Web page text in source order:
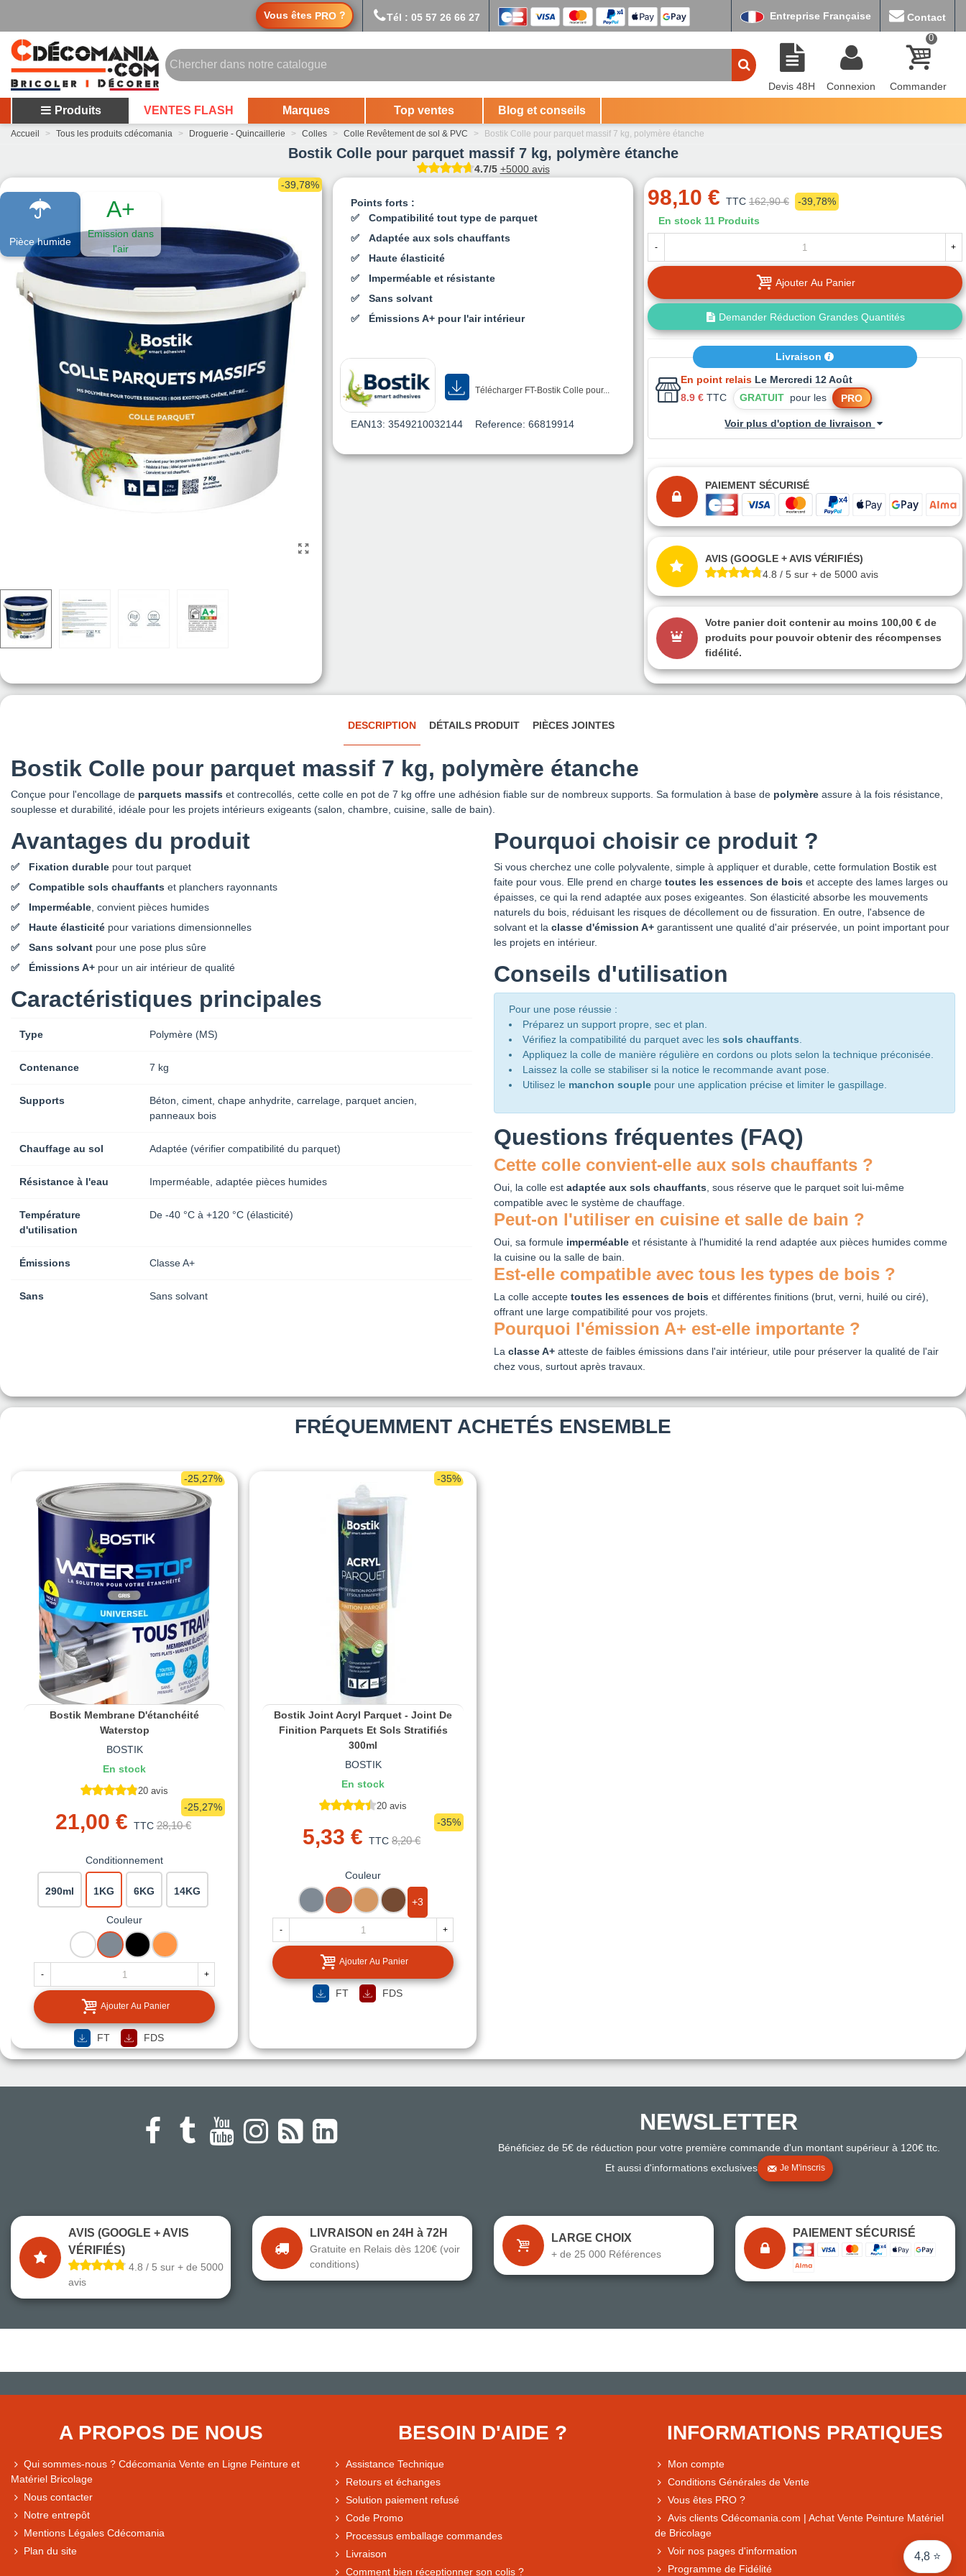
Vous êtes PRO ? Tél : 05 57 26 66 27 Entreprise Française Contact
Devis 48H Connexion
0
Commander
Produits VENTES FLASH Marques Top ventes Blog et conseils
Accueil > Tous les produits cdécomania > Droguerie - Quincaillerie > Colles > Colle Revêtement de sol & PVC > Bostik Colle pour parquet massif 7 kg, polymère étanche
Bostik Colle pour parquet massif 7 kg, polymère étanche
4.7/5 +5000 avis
Pièce humide
A+
Emission dans
l'air
-39,78%
Points forts :
Compatibilité tout type de parquet
Adaptée aux sols chauffants
Haute élasticité
Imperméable et résistante
Sans solvant
Émissions A+ pour l'air intérieur
Télécharger FT-Bostik Colle pour...
EAN13: 3549210032144 Reference: 66819914
98,10 € TTC 162,90 €
-39,78%
En stock 11 Produits
- +
Ajouter Au Panier
Demander Réduction Grandes Quantités
Livraison
En point relais Le Mercredi 12 Août
8.9 € TTC GRATUITpour les PRO
Voir plus d'option de livraison
PAIEMENT SÉCURISÉ
AVIS (GOOGLE + AVIS VÉRIFIÉS)
4.8 / 5 sur + de 5000 avis
Votre panier doit contenir au moins 100,00 € de
produits pour pouvoir obtenir des récompenses
fidélité.
DESCRIPTION DÉTAILS PRODUIT PIÈCES JOINTES
Bostik Colle pour parquet massif 7 kg, polymère étanche
Conçue pour l'encollage de parquets massifs et contrecollés, cette colle en pot de 7 kg offre une adhésion fiable sur de nombreux supports. Sa formulation à base de polymère assure à la fois résistance,
souplesse et durabilité, idéale pour les projets intérieurs exigeants (salon, chambre, cuisine, salle de bain).
Avantages du produit
Fixation durable pour tout parquet
Compatible sols chauffants et planchers rayonnants
Imperméable, convient pièces humides
Haute élasticité pour variations dimensionnelles
Sans solvant pour une pose plus sûre
Émissions A+ pour un air intérieur de qualité
Caractéristiques principales
Type Polymère (MS)
Contenance 7 kg
Supports
Béton, ciment, chape anhydrite, carrelage, parquet ancien,
panneaux bois
Chauffage au sol Adaptée (vérifier compatibilité du parquet)
Résistance à l'eau Imperméable, adaptée pièces humides
Température
d'utilisation
De -40 °C à +120 °C (élasticité)
Émissions Classe A+
Sans Sans solvant
Pourquoi choisir ce produit ?
Si vous cherchez une colle polyvalente, simple à appliquer et durable, cette formulation Bostik est
faite pour vous. Elle prend en charge toutes les essences de bois et accepte des lames larges ou
épaisses, ce qui la rend adaptée aux poses exigeantes. Son élasticité absorbe les mouvements
naturels du bois, réduisant les risques de décollement ou de fissuration. En outre, l'absence de
solvant et la classe d'émission A+ garantissent une qualité d'air préservée, un point important pour
les projets en intérieur.
Conseils d'utilisation
Pour une pose réussie :
Préparez un support propre, sec et plan.
Vérifiez la compatibilité du parquet avec les sols chauffants.
Appliquez la colle de manière régulière en cordons ou plots selon la technique préconisée.
Laissez la colle se stabiliser si la notice le recommande avant pose.
Utilisez le manchon souple pour une application précise et limiter le gaspillage.
Questions fréquentes (FAQ)
Cette colle convient-elle aux sols chauffants ?
Oui, la colle est adaptée aux sols chauffants, sous réserve que le parquet soit lui-même
compatible avec le système de chauffage.
Peut-on l'utiliser en cuisine et salle de bain ?
Oui, sa formule imperméable et résistante à l'humidité la rend adaptée aux pièces humides comme
la cuisine ou la salle de bain.
Est-elle compatible avec tous les types de bois ?
La colle accepte toutes les essences de bois et différentes finitions (brut, verni, huilé ou ciré),
offrant une large compatibilité pour vos projets.
Pourquoi l'émission A+ est-elle importante ?
La classe A+ atteste de faibles émissions dans l'air intérieur, utile pour préserver la qualité de l'air
chez vous, surtout après travaux.
FRÉQUEMMENT ACHETÉS ENSEMBLE
-25,27%
Bostik Membrane D'étanchéité
Waterstop
BOSTIK
En stock
20 avis
21,00 € TTC 28,10 €
-25,27%
Conditionnement
290ml 1KG 6KG 14KG
Couleur
BLANC GRIS NOIR TUILE
- +
Ajouter Au Panier
FT FDS
-35%
Bostik Joint Acryl Parquet - Joint De
Finition Parquets Et Sols Stratifiés
300ml
BOSTIK
En stock
20 avis
5,33 € TTC 8,20 €
-35%
Couleur
GRIS
BOIS
EXOTIQUE
CHENE
CLAIR
CHENE
FONCE
+3
- +
Ajouter Au Panier
FT FDS
4,8 ⭐
● Exceptionnel
● Exceptionnel
CB, PayPal 4x, Google Pay, Apple Pay, Alma
NEWSLETTER
Bénéficiez de 5€ de réduction pour votre première commande d'un montant supérieur à 120€ ttc.
Et aussi d'informations exclusives
Je M'inscris
AVIS (GOOGLE + AVIS
VÉRIFIÉS)
4.8 / 5 sur + de 5000
avis
LIVRAISON en 24H à 72H
Gratuite en Relais dès 120€ (voir
conditions)
LARGE CHOIX
+ de 25 000 Références
PAIEMENT SÉCURISÉ
A PROPOS DE NOUS
Qui sommes-nous ? Cdécomania Vente en Ligne Peinture et
Matériel Bricolage
Nous contacter
Notre entrepôt
Mentions Légales Cdécomania
Plan du site
BESOIN D'AIDE ?
Assistance Technique
Retours et échanges
Solution paiement refusé
Code Promo
Processus emballage commandes
Livraison
Comment bien réceptionner son colis ?
INFORMATIONS PRATIQUES
Mon compte
Conditions Générales de Vente
Vous êtes PRO ?
Avis clients Cdécomania.com | Achat Vente Peinture Matériel
de Bricolage
Voir nos pages d'information
Programme de Fidélité